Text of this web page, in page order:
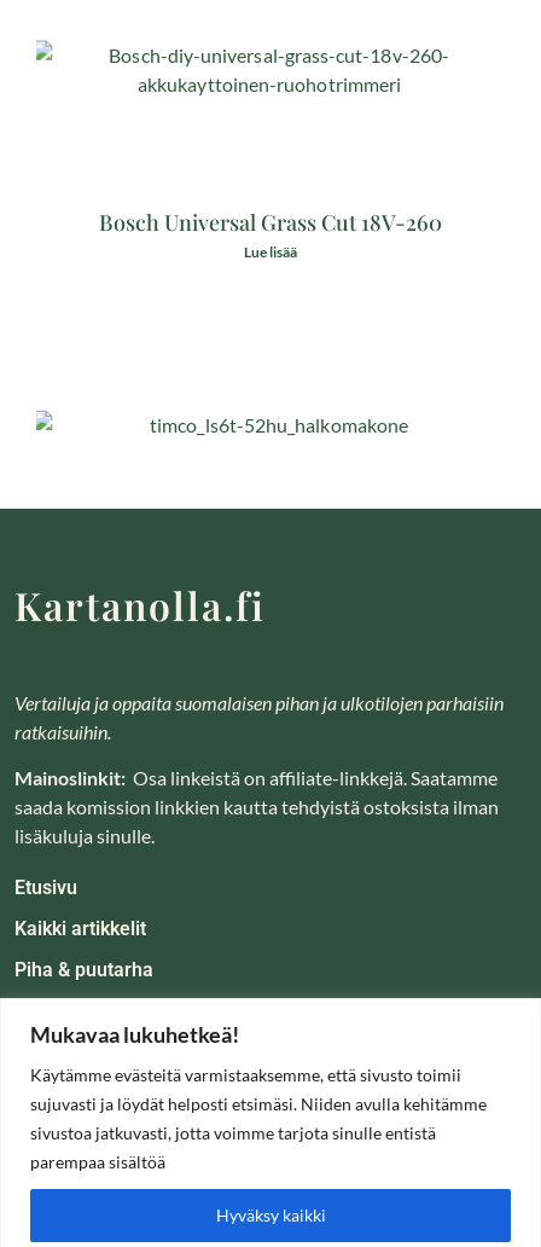
Mukavaa lukuhetkeä!
Käytämme evästeitä varmistaaksemme, että sivusto toimii
sujuvasti ja löydät helposti etsimäsi. Niiden avulla kehitämme
sivustoa jatkuvasti, jotta voimme tarjota sinulle entistä
parempaa sisältöä
Hyväksy kaikki
Bosch Universal Grass Cut 18V-260
Lue lisää
Lue lisää
Kartanolla.fi
Vertailuja ja oppaita suomalaisen pihan ja ulkotilojen parhaisiin
ratkaisuihin.
Mainoslinkit: Osa linkeistä on affiliate-linkkejä. Saatamme
saada komission linkkien kautta tehdyistä ostoksista ilman
lisäkuluja sinulle.
Etusivu
Kaikki artikkelit
Piha & puutarha
Tietoa